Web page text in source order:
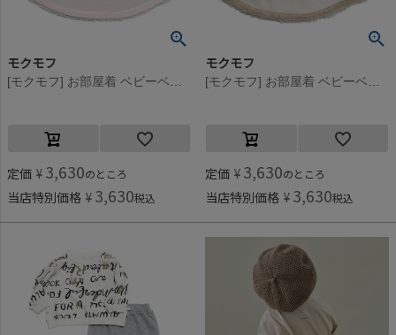
モクモフ
[モクモフ] お部屋着 ベビーベスト ライトピンク(LPK)
定価 ¥ 3,630のところ
当店特別価格 ¥ 3,630税込
モクモフ
[モクモフ] お部屋着 ベビーベスト ライトベージュ(LBE)
定価 ¥ 3,630のところ
当店特別価格 ¥ 3,630税込